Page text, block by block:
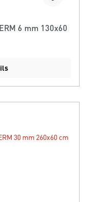
6 mm 130x60